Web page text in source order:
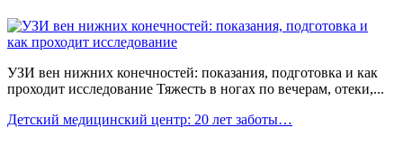
УЗИ вен нижних конечностей: показания, подготовка и как
проходит исследование Тяжесть в ногах по вечерам, отеки,...
Детский медицинский центр: 20 лет заботы…